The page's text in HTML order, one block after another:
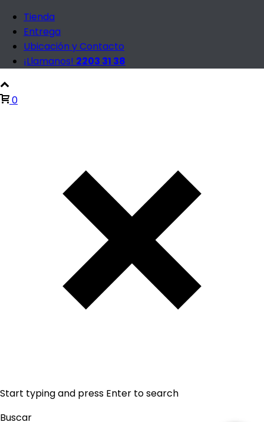
Tienda
Entrega
Ubicación y Contacto
¡Llamanos! 2203 31 38
0
Start typing and press Enter to search
Buscar